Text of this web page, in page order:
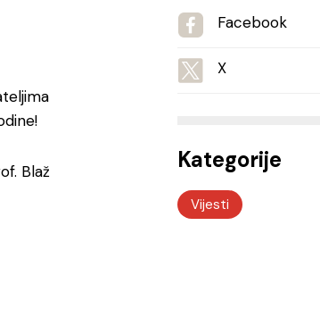
Blaž
Facebook
X
Kategorije
Vijesti